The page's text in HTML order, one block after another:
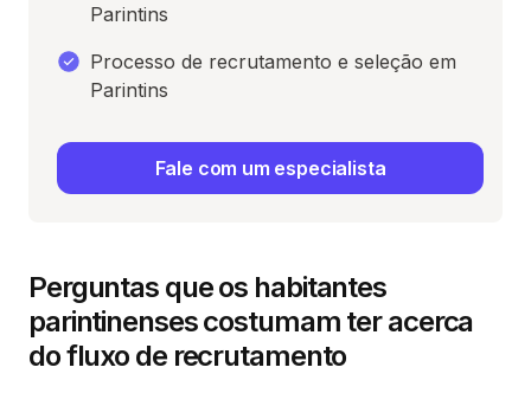
Perguntas que os habitantes
parintinenses costumam ter acerca
do fluxo de recrutamento
Parintins
Processo de recrutamento e seleção em
Parintins
Fale com um especialista